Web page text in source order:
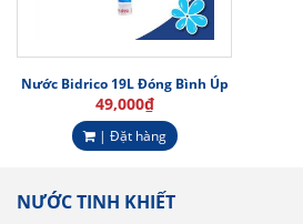
Nước Bidrico 19L Đóng Bình Úp
49,000₫
| Đặt hàng
NƯỚC TINH KHIẾT